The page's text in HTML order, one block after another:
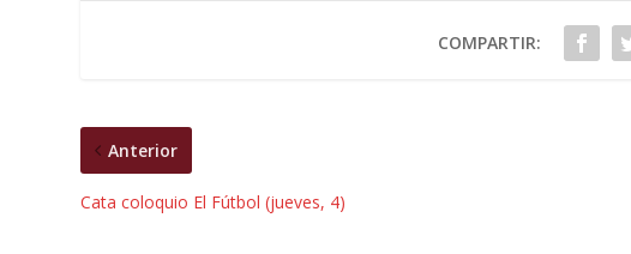
COMPARTIR:
Anterior
Cata coloquio El Fútbol (jueves, 4)